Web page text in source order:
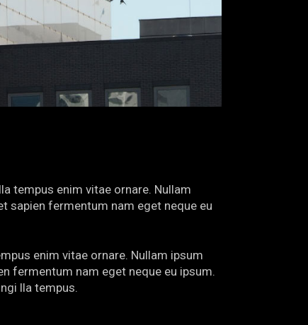
tempus enim vitae ornare. Nullam
sapien fermentum nam eget neque eu
enim vitae ornare. Nullam ipsum
fermentum nam eget neque eu ipsum.
lla tempus.